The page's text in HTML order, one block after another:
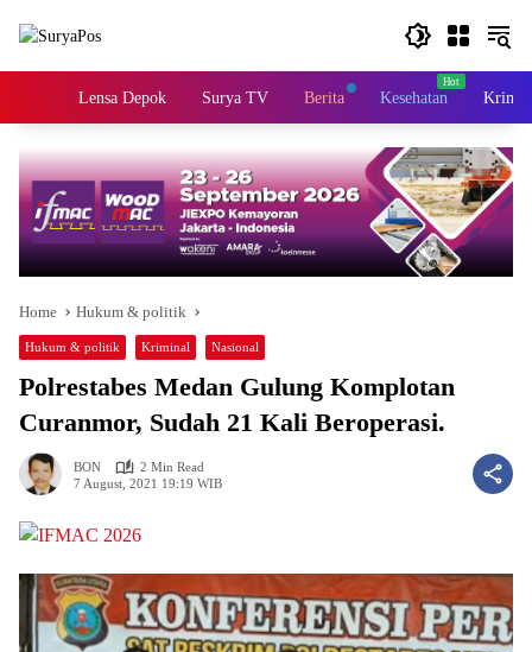
HomeLensa Depok Surya TV Berita Kesehatan
Home Hukum & politik
Hukum & politik Kriminal Nasional
Polrestabes Medan Gulung Komplotan
Curanmor, Sudah 21 Kali Beroperasi.
BON
2 Min Read
7 August, 2021 19:19 WIB